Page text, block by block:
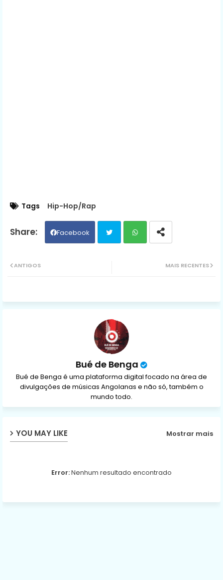
Tags Hip-Hop/Rap
Facebook
ap
MAIS RECENTES
ANTIGOS
Bué de Benga
Bué de Benga é uma plataforma digital focado na área de
divulgações de músicas Angolanas e não só, também o
mundo todo.
YOU MAY LIKE Mostrar mais
Error:Nenhum resultado encontrado